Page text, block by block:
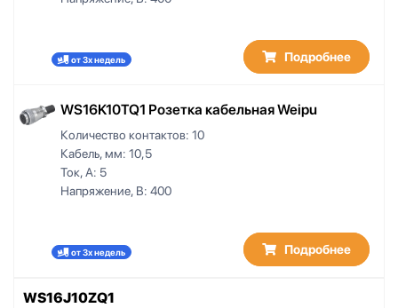
от 3х недель Подробнее
WS16K10TQ1 Розетка кабельная Weipu
Количество контактов: 10
Кабель, мм: 10,5
Ток, А: 5
Напряжение, В: 400
от 3х недель Подробнее
WS16J10ZQ1